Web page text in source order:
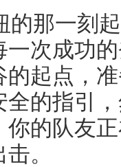
的那一刻
次成功
起点，
全的指引
的队友
。